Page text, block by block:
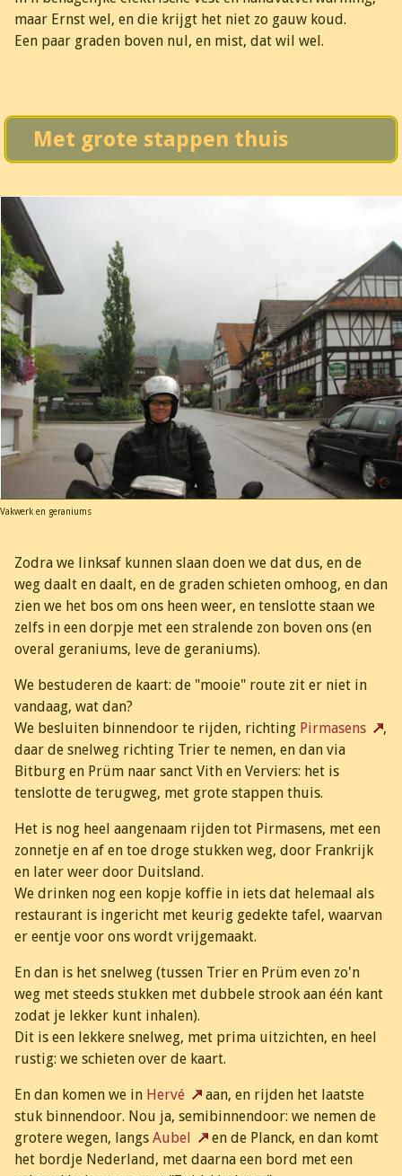
maar Ernst wel, en die krijgt het niet zo gauw koud.
Een paar graden boven nul, en mist, dat wil wel.
Met grote stappen thuis
Vakwerk en geraniums
Zodra we linksaf kunnen slaan doen we dat dus, en de
weg daalt en daalt, en de graden schieten omhoog, en dan
zien we het bos om ons heen weer, en tenslotte staan we
zelfs in een dorpje met een stralende zon boven ons (en
overal geraniums, leve de geraniums).
We bestuderen de kaart: de "mooie" route zit er niet in
vandaag, wat dan?
We besluiten binnendoor te rijden, richting Pirmasens
,
daar de snelweg richting Trier te nemen, en dan via
Bitburg en Prüm naar sanct Vith en Verviers: het is
tenslotte de terugweg, met grote stappen thuis.
Het is nog heel aangenaam rijden tot Pirmasens, met een
zonnetje en af en toe droge stukken weg, door Frankrijk
en later weer door Duitsland.
We drinken nog een kopje koffie in iets dat helemaal als
restaurant is ingericht met keurig gedekte tafel, waarvan
er eentje voor ons wordt vrijgemaakt.
En dan is het snelweg (tussen Trier en Prüm even zo'n
weg met steeds stukken met dubbele strook aan één kant
zodat je lekker kunt inhalen).
Dit is een lekkere snelweg, met prima uitzichten, en heel
rustig: we schieten over de kaart.
En dan komen we in Hervé
aan, en rijden het laatste
stuk binnendoor. Nou ja, semibinnendoor: we nemen de
grotere wegen, langs Aubel
en de Planck, en dan komt
het bordje Nederland, met daarna een bord met een